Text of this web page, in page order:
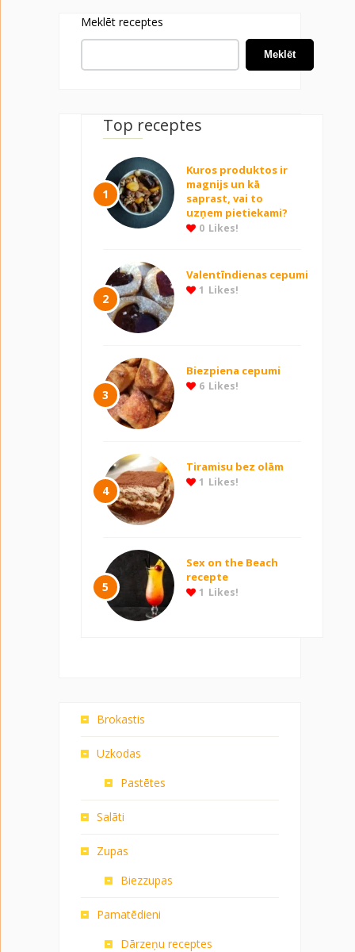
Meklēt receptes
Meklēt
Top receptes
1
Kuros produktos ir
magnijs un kā
saprast, vai to
uzņem pietiekami?
0 Likes!
2
Valentīndienas cepumi
1 Likes!
3
Biezpiena cepumi
6 Likes!
4
Tiramisu bez olām
1 Likes!
5
Sex on the Beach
recepte
1 Likes!
Brokastis
Uzkodas
Pastētes
Salāti
Zupas
Biezzupas
Pamatēdieni
Dārzeņu receptes